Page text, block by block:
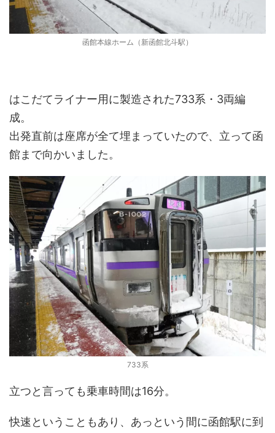
函館本線ホーム（新函館北斗駅）
はこだてライナー用に製造された733系・3両編
成。
出発直前は座席が全て埋まっていたので、立って函
館まで向かいました。
733系
立つと言っても乗車時間は16分。
快速ということもあり、あっという間に函館駅に到